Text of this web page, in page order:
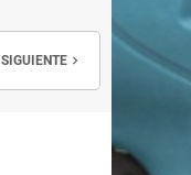
SIGUIENTEnavigate_next